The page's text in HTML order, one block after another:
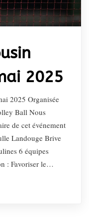
2025
2025 Organisée
Ball Nous
de cet événement
Landouge Brive
6 équipes
: Favoriser le…